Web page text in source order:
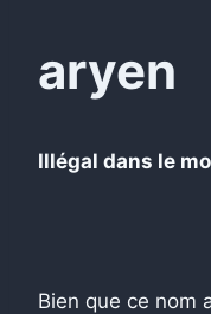
aryen
Illégal dans le
Bien que ce nom